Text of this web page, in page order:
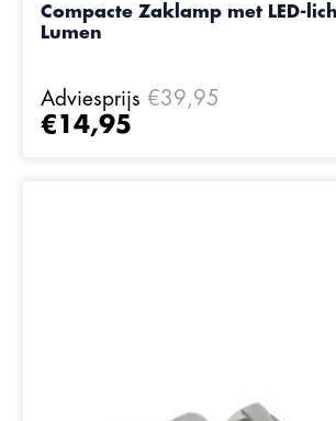
Compacte Zaklamp met LED-
Lumen
Adviesprijs €39,95
€14,95